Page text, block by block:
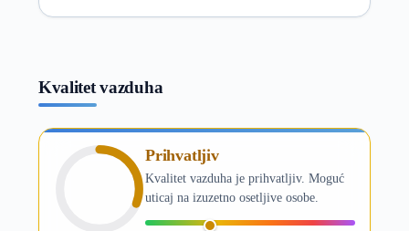
Kvalitet vazduha
Prihvatljiv
Kvalitet vazduha je prihvatljiv. Moguć
uticaj na izuzetno osetljive osobe.